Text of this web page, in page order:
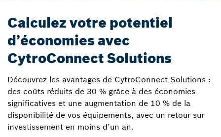
Calculez votre potentiel
d’économies avec
CytroConnect Solutions
Découvrez les avantages de CytroConnect Solutions :
des coûts réduits de 30 % grâce à des économies
significatives et une augmentation de 10 % de la
disponibilité de vos équipements, avec un retour sur
investissement en moins d’un an.